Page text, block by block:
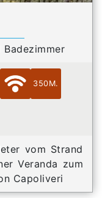
Badezimmer
350M.
vom Strand
Veranda zum
Capoliveri